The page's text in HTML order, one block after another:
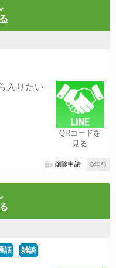
QRコードを
見る
入りたい
6年前
削除申請
話 雑談